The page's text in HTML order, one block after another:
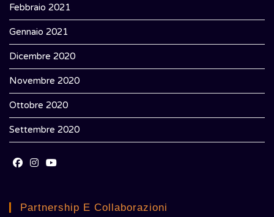
Febbraio 2021
Gennaio 2021
Dicembre 2020
Novembre 2020
Ottobre 2020
Settembre 2020
a
a
Partnership E Collaborazioni